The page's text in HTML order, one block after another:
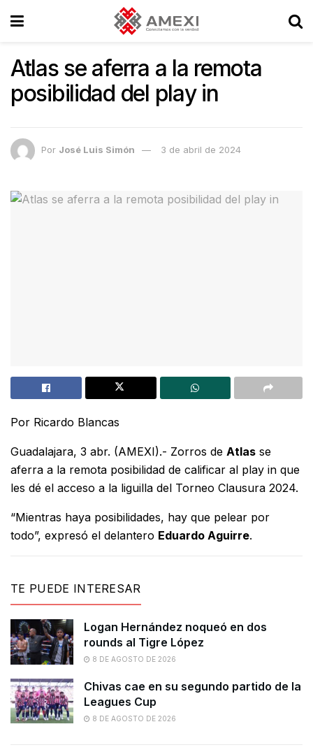
Atlas se aferra a la remota
posibilidad del play in
Por José Luis Simón 3 de abril de 2024
Por Ricardo Blancas
Guadalajara, 3 abr. (AMEXI).- Zorros de Atlas se
aferra a la remota posibilidad de calificar al play in que
les dé el acceso a la liguilla del Torneo Clausura 2024.
“Mientras haya posibilidades, hay que pelear por
todo”, expresó el delantero Eduardo Aguirre.
TE PUEDE INTERESAR
Logan Hernández noqueó en dos
rounds al Tigre López
8 DE AGOSTO DE 2026
Chivas cae en su segundo partido de la
Leagues Cup
8 DE AGOSTO DE 2026